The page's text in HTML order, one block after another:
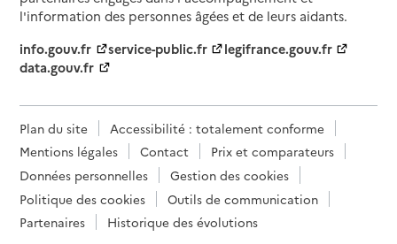
l'information des personnes âgées et de leurs aidants.
info.gouv.fr
service-public.fr
legifrance.gouv.fr
data.gouv.fr
Plan du site
Accessibilité : totalement conforme
Mentions légales
Contact
Prix et comparateurs
Données personnelles
Gestion des cookies
Politique des cookies
Outils de communication
Partenaires
Historique des évolutions